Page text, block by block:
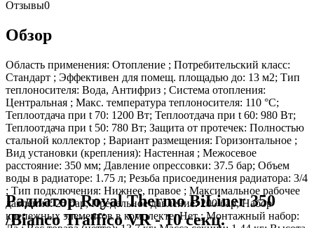
Отзывы0
Обзор
Область применения: Отопление ; Потребительский класс:
Стандарт ; Эффективен для помещ. площадью до: 13 м2; Тип
теплоносителя: Вода, Антифриз ; Система отопления:
Центральная ; Макс. температура теплоносителя: 110 °С;
Теплоотдача при t 70: 1200 Вт; Теплоотдача при t 60: 980 Вт;
Теплоотдача при t 50: 780 Вт; Защита от протечек: Полностью
стальной коллектор ; Вариант размещения: Горизонтальное ;
Вид установки (крепления): Настенная ; Межосевое
расстояние: 350 мм; Давление опрессовки: 37.5 бар; Объем
воды в радиаторе: 1.75 л; Резьба присоединения радиатора: 3/4
; Тип подключения: Нижнее, правое ; Максимальное рабочее
давление: 25 бар; Предельное давление: 200 бар; Набор
крепежных элементов в комплекте: Нет ; Монтажный набор:
Радиатор Royal Thermo BiLiner 350
/Bianco Traffico VR - 10 секц.